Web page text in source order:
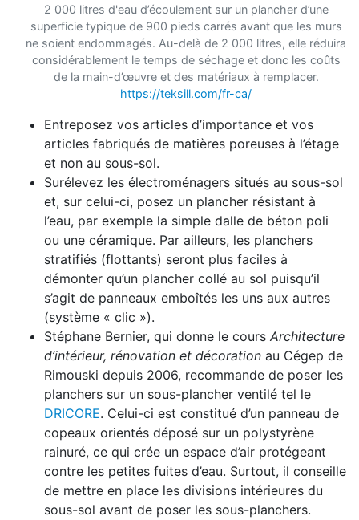
2 000 litres d'eau d’écoulement sur un plancher d’une
superficie typique de 900 pieds carrés avant que les murs
ne soient endommagés. Au-delà de 2 000 litres, elle réduira
considérablement le temps de séchage et donc les coûts
de la main-d’œuvre et des matériaux à remplacer.
https://teksill.com/fr-ca/
Entreposez vos articles d’importance et vos
articles fabriqués de matières poreuses à l’étage
et non au sous-sol.
Surélevez les électroménagers situés au sous-sol
et, sur celui-ci, posez un plancher résistant à
l’eau, par exemple la simple dalle de béton poli
ou une céramique. Par ailleurs, les planchers
stratifiés (flottants) seront plus faciles à
démonter qu’un plancher collé au sol puisqu’il
s’agit de panneaux emboîtés les uns aux autres
(système « clic »).
Stéphane Bernier, qui donne le cours Architecture
d’intérieur, rénovation et décoration au Cégep de
Rimouski depuis 2006, recommande de poser les
planchers sur un sous-plancher ventilé tel le
DRICORE. Celui-ci est constitué d’un panneau de
copeaux orientés déposé sur un polystyrène
rainuré, ce qui crée un espace d’air protégeant
contre les petites fuites d’eau. Surtout, il conseille
de mettre en place les divisions intérieures du
sous-sol avant de poser les sous-planchers.